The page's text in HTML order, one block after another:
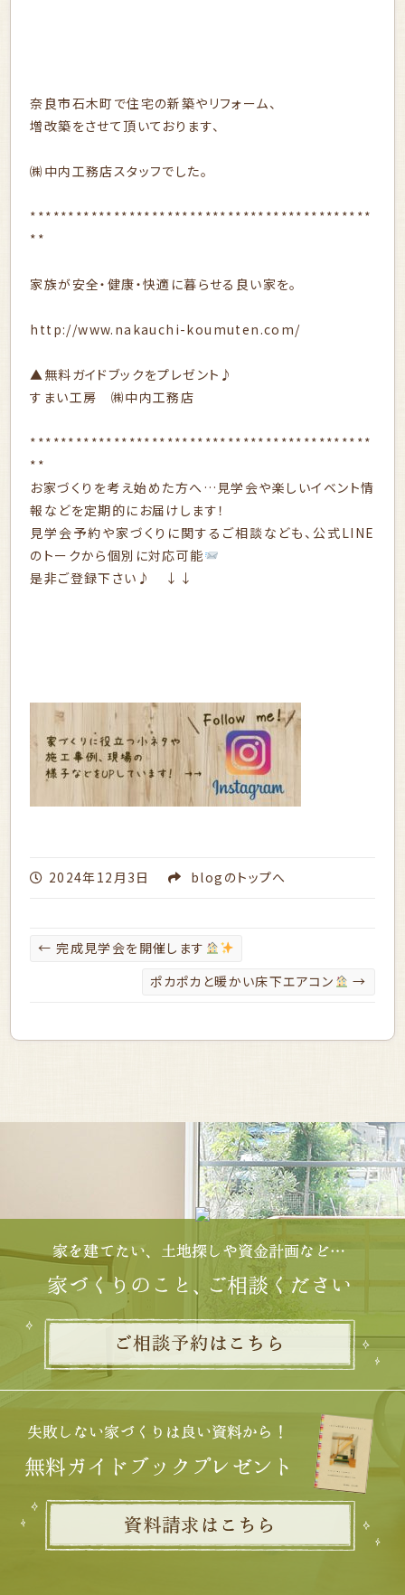
奈良市石木町で住宅の新築やリフォーム、
増改築をさせて頂いております、
㈱中内工務店スタッフでした。
*********************************************
**
家族が安全・健康・快適に暮らせる良い家を。
http://www.nakauchi-koumuten.com/
▲無料ガイドブックをプレゼント♪
すまい工房 ㈱中内工務店
*********************************************
**
お家づくりを考え始めた方へ…見学会や楽しいイベント情
報などを定期的にお届けします！
見学会予約や家づくりに関するご相談なども、公式LINE
のトークから個別に対応可能
是非ご登録下さい♪ ↓↓
2024年12月3日 blog のトップへ
← 完成見学会を開催します
ポカポカと暖かい床下エアコン
→